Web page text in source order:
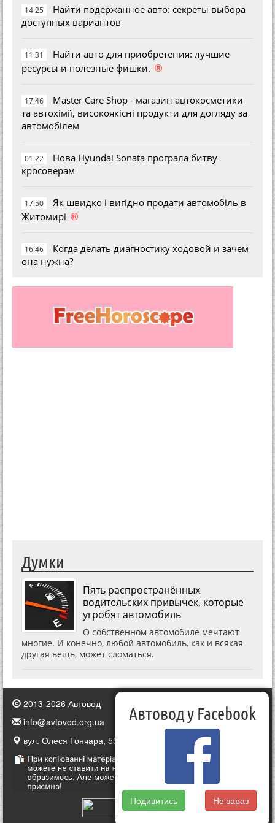
14:25
Найти подержанное авто: секреты выбора
доступных вариантов
11:31
Найти авто для приобретения: лучшие
ресурсы и полезные фишки. ®
17:46
Master Care Shop - магазин автокосметики
та автохімії, високоякісні продукти для догляду за
автомобілем
01:22
Нова Hyundai Sonata програла битву
кросоверам
17:50
Як швидко і вигідно продати автомобіль в
Житомирі ®
16:46
Когда делать диагностику ходовой и зачем
она нужна?
Думки
Пять распространённых
водительских привычек, которые
угробят автомобиль
О собственном автомобиле мечтают
многие. И конечно, любой автомобиль, как и всякая
другая вещь, может сломаться.
2013-2026 Автовод
info@avtovod.org.ua
вул. Олеся Гончара, 55, Київ, Україна
Автовод у Facebook
Подивитись Не зараз